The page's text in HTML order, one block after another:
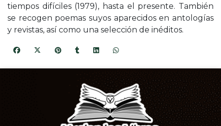
tiempos difíciles (1979), hasta el presente. También
se recogen poemas suyos aparecidos en antologías
y revistas, así como una selección de inéditos.